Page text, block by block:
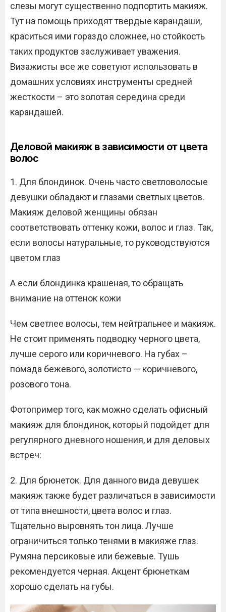
слезы могут существенно подпортить макияж.
Тут на помощь приходят твердые карандаши,
краситься ими гораздо сложнее, но стойкость
таких продуктов заслуживает уважения.
Визажисты все же советуют использовать в
домашних условиях инструменты средней
жесткости – это золотая середина среди
карандашей.
Деловой макияж в зависимости от цвета
волос
1. Для блондинок. Очень часто светловолосые
девушки обладают и глазами светлых цветов.
Макияж деловой женщины обязан
соответствовать оттенку кожи, волос и глаз. Так,
если волосы натуральные, то руководствуются
цветом глаз
А если блондинка крашеная, то обращать
внимание на оттенок кожи
Чем светлее волосы, тем нейтральнее и макияж.
Не стоит применять подводку черного цвета,
лучше серого или коричневого. На губах –
помада бежевого, золотисто — коричневого,
розового тона.
Фотопример того, как можно сделать офисный
макияж для блондинок, который подойдет для
регулярного дневного ношения, и для деловых
встреч:
2. Для брюнеток. Для данного вида девушек
макияж также будет различаться в зависимости
от типа внешности, цвета волос и глаз.
Тщательно выровнять тон лица. Лучше
ограничиться только тенями в макияже глаз.
Румяна персиковые или бежевые. Тушь
рекомендуется черная. Акцент брюнеткам
хорошо сделать на губы.